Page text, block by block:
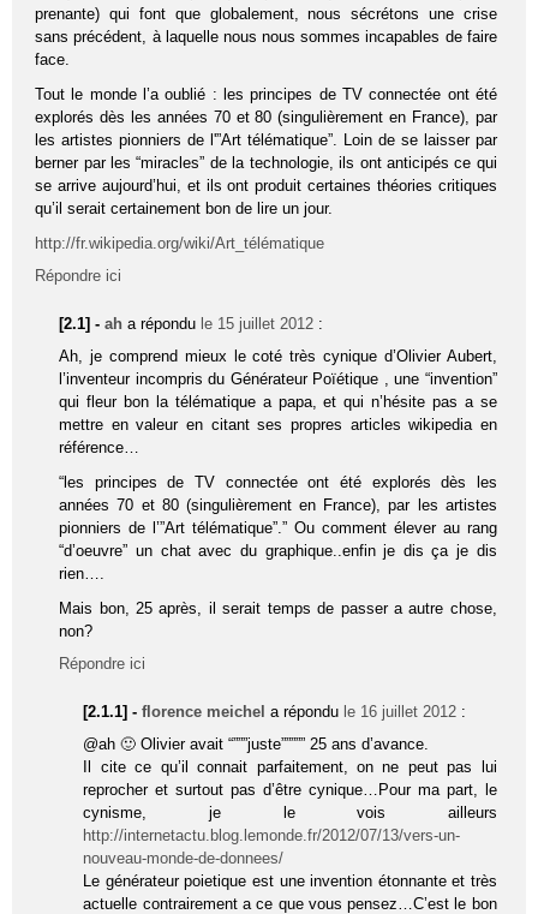
prenante) qui font que globalement, nous sécrétons une crise
sans précédent, à laquelle nous nous sommes incapables de faire
face.
Tout le monde l’a oublié : les principes de TV connectée ont été
explorés dès les années 70 et 80 (singulièrement en France), par
les artistes pionniers de l'”Art télématique”. Loin de se laisser par
berner par les “miracles” de la technologie, ils ont anticipés ce qui
se arrive aujourd’hui, et ils ont produit certaines théories critiques
qu’il serait certainement bon de lire un jour.
http://fr.wikipedia.org/wiki/Art_télématique
Répondre ici
[2.1] -ah a répondu le 15 juillet 2012 :
Ah, je comprend mieux le coté très cynique d’Olivier Aubert,
l’inventeur incompris du Générateur Poïétique , une “invention”
qui fleur bon la télématique a papa, et qui n’hésite pas a se
mettre en valeur en citant ses propres articles wikipedia en
référence…
“les prin­cipes de TV connec­tée ont été explo­rés dès les
années 70 et 80 (sin­gu­liè­re­ment en France), par les artistes
pion­niers de l’”Art télé­ma­tique”.” Ou comment élever au rang
“d’oeuvre” un chat avec du graphique..enfin je dis ça je dis
rien….
Mais bon, 25 après, il serait temps de passer a autre chose,
non?
Répondre ici
[2.1.1] -florence meichel a répondu le 16 juillet 2012 :
@ah 🙂 Olivier avait “”””juste””””” 25 ans d’avance.
Il cite ce qu’il connait parfaitement, on ne peut pas lui
reprocher et surtout pas d’être cynique…Pour ma part, le
cynisme, je le vois ailleurs
http://internetactu.blog.lemonde.fr/2012/07/13/vers-un-
nouveau-monde-de-donnees/
Le générateur poietique est une invention étonnante et très
actuelle contrairement a ce que vous pensez…C’est le bon